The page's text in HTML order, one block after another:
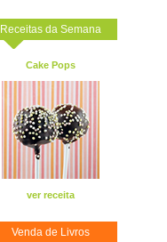
Receitas da Semana
Cake Pops
ver receita
Venda de Livros